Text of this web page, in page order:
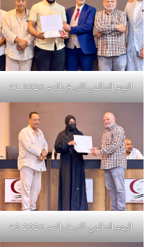
اليوم العالمي للتبرع بالدم 2026 41
اليوم العالمي للتبرع بالدم 2026 43